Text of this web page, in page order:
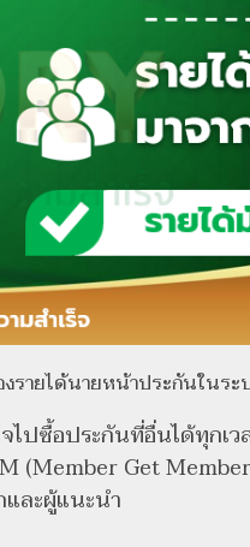
รายได้นายหน้าประกันในระ
ไปซื้อประกันที่อื่นได้ทุกเว
(Member Get
ละผู้แนะนำ